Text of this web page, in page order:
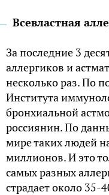
Всевластная
За последние 3
аллергиков и
несколько раз. По
Института
бронхиальной
россиянин. По
мире таких людей
миллионов. И это
самых разных
страдает около 35-